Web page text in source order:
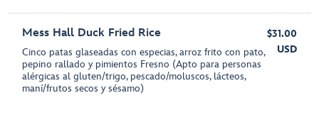
Mess Hall Duck Fried Rice
Cinco patas glaseadas con especias, arroz frito con pato,
pepino rallado y pimientos Fresno (Apto para personas
alérgicas al gluten/trigo, pescado/moluscos, lácteos,
maní/frutos secos y sésamo)
$31.00
USD